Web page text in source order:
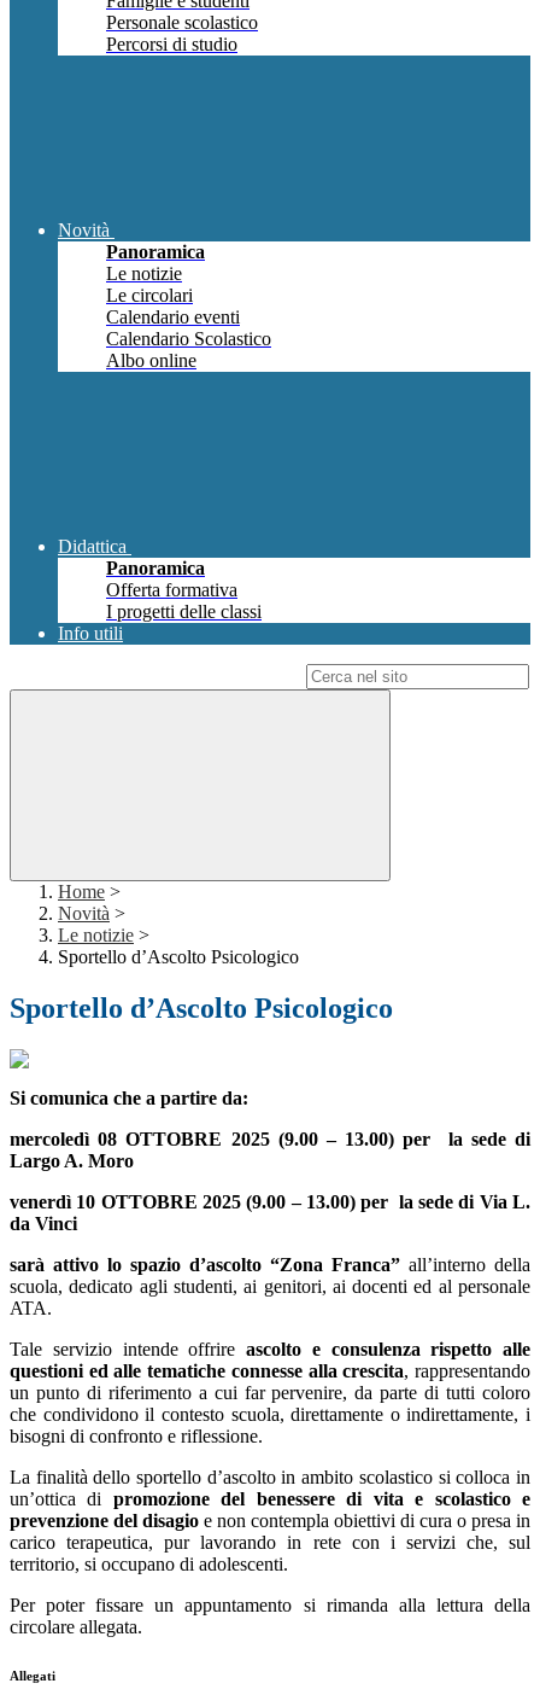
Personale scolastico
Percorsi di studio
Novità
Panoramica
Le notizie
Le circolari
Calendario eventi
Calendario Scolastico
Albo online
Didattica
Panoramica
Offerta formativa
I progetti delle classi
Info utili
Home >
Novità >
Le notizie >
Sportello d’Ascolto Psicologico
Sportello d’Ascolto Psicologico
Si comunica che a partire da:
mercoledì 08 OTTOBRE 2025 (9.00 – 13.00) per
la sede di
Largo A. Moro
venerdì 10 OTTOBRE 2025 (9.00 – 13.00) per la sede di Via L.
da Vinci
sarà attivo lo spazio d’ascolto “Zona Franca” all’interno della
scuola, dedicato agli studenti, ai genitori, ai docenti ed al personale
ATA.
Tale servizio intende offrire ascolto e consulenza rispetto alle
questioni ed alle tematiche connesse alla crescita, rappresentando
un punto di riferimento a cui far pervenire, da parte di tutti coloro
che condividono il contesto scuola, direttamente o indirettamente, i
bisogni di confronto e riflessione.
La finalità dello sportello d’ascolto in ambito scolastico si colloca in
un’ottica di promozione del benessere di vita e scolastico e
prevenzione del disagio e non contempla obiettivi di cura o presa in
carico terapeutica, pur lavorando in rete con i servizi che, sul
territorio, si occupano di adolescenti.
Per poter fissare un appuntamento si rimanda alla lettura della
circolare allegata.
Allegati